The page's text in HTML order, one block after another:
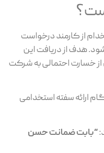
کارمند درخواست
از دریافت این
احتمالی به شرکت
سفته استخدامی
ضمانت حسن